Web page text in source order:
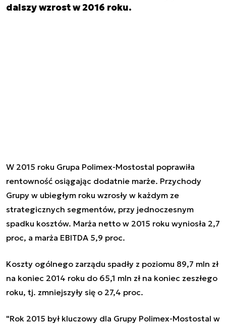
dalszy wzrost w 2016 roku.
W 2015 roku Grupa Polimex-Mostostal poprawiła
rentowność osiągając dodatnie marże. Przychody
Grupy w ubiegłym roku wzrosły w każdym ze
strategicznych segmentów, przy jednoczesnym
spadku kosztów. Marża netto w 2015 roku wyniosła 2,7
proc, a marża EBITDA 5,9 proc.
Koszty ogólnego zarządu spadły z poziomu 89,7 mln zł
na koniec 2014 roku do 65,1 mln zł na koniec zeszłego
roku, tj. zmniejszyły się o 27,4 proc.
"Rok 2015 był kluczowy dla Grupy Polimex-Mostostal w